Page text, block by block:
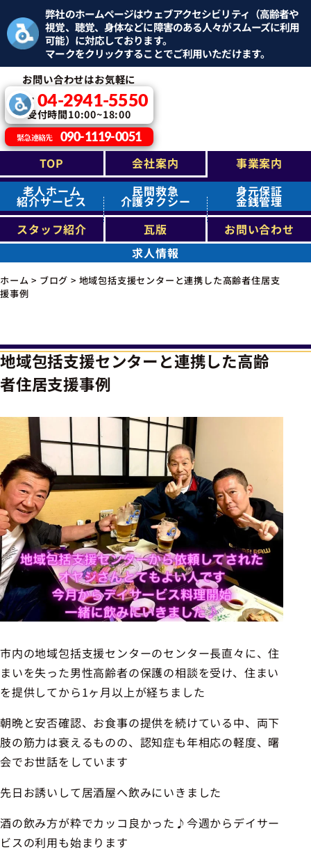
弊社のホームページはウェブアクセシビリティ（高齢者や
視覚、聴覚、身体などに障害のある人々がスムーズに利用
可能）に対応しております。
マークをクリックすることでご利用いただけます。
お問い合わせはお気軽に
TEL：04-2941-5550
受付時間10:00~18:00
緊急連絡先 090-1119-0051
TOP 会社案内
事業案内
老人ホーム
紹介サービス
民間救急
介護タクシー
身元保証
金銭管理
スタッフ紹介
瓦版
お問い合わせ
求人情報
ホーム > ブログ > 地域包括支援センターと連携した高齢者住居支
援事例
地域包括支援センターと連携した高齢
者住居支援事例
市内の地域包括支援センターのセンター長直々に、住
まいを失った男性高齢者の保護の相談を受け、住まい
を提供してから1ヶ月以上が経ちました
朝晩と安否確認、お食事の提供を続けている中、両下
肢の筋力は衰えるものの、認知症も年相応の軽度、曙
会でお世話をしています
先日お誘いして居酒屋へ飲みにいきました
酒の飲み方が粋でカッコ良かった♪今週からデイサー
ビスの利用も始まります